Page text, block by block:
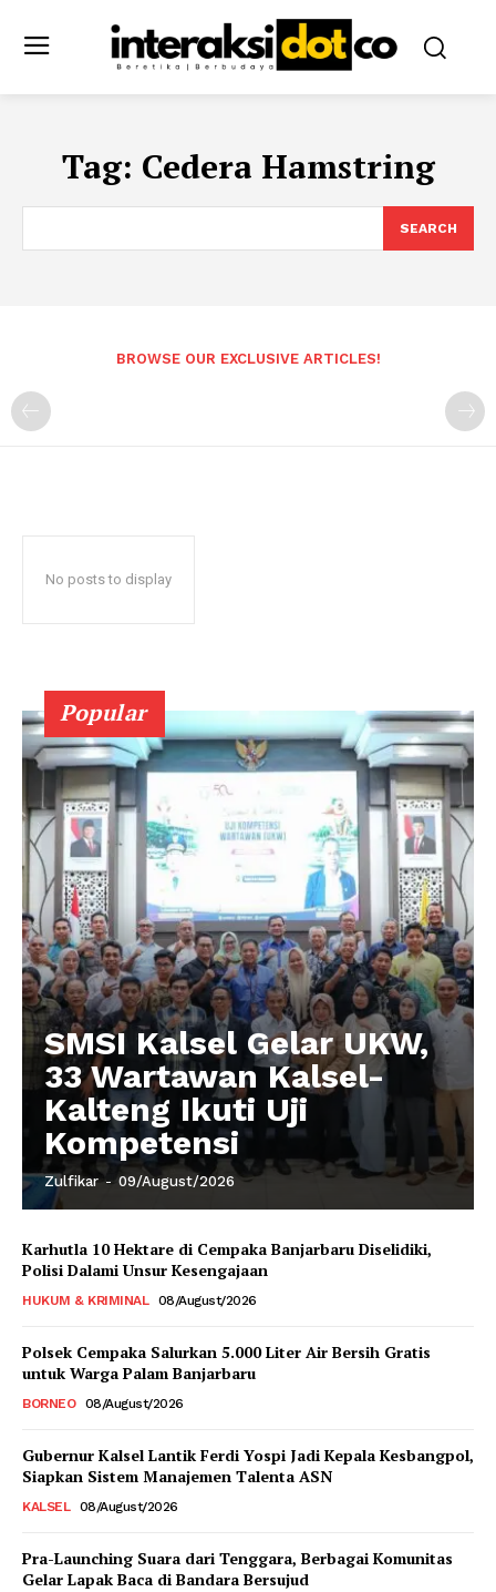
Tag: Cedera Hamstring
SEARCH
BROWSE OUR EXCLUSIVE ARTICLES!
No posts to display
Popular
SMSI Kalsel Gelar UKW,
33 Wartawan Kalsel-
Kalteng Ikuti Uji
Kompetensi
Zulfikar - 09/August/2026
Karhutla 10 Hektare di Cempaka Banjarbaru Diselidiki,
Polisi Dalami Unsur Kesengajaan
HUKUM & KRIMINAL 08/August/2026
Polsek Cempaka Salurkan 5.000 Liter Air Bersih Gratis
untuk Warga Palam Banjarbaru
BORNEO 08/August/2026
Gubernur Kalsel Lantik Ferdi Yospi Jadi Kepala Kesbangpol,
Siapkan Sistem Manajemen Talenta ASN
KALSEL 08/August/2026
Pra-Launching Suara dari Tenggara, Berbagai Komunitas
Gelar Lapak Baca di Bandara Bersujud